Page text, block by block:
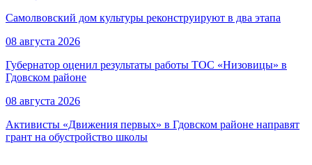
Самолвовский дом культуры реконструируют в два этапа
08 августа 2026
Губернатор оценил результаты работы ТОС «Низовицы» в
Гдовском районе
08 августа 2026
Активисты «Движения первых» в Гдовском районе направят
грант на обустройство школы